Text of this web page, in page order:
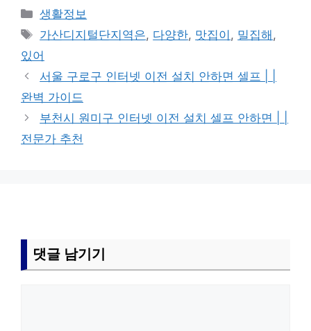
카
테
고
리
생활정보
태
그
가산디지털단지역은, 다양한, 맛집이 , 밀집해 ,
있어
서울 구로구 인터넷 이전 설치 안하면 셀프 | |
완벽 가이드
부천시 원미구 인터넷 이전 설치 셀프 안하면 | |
전문가 추천
댓글 남기기